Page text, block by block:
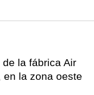
la fábrica Air
en la zona oeste